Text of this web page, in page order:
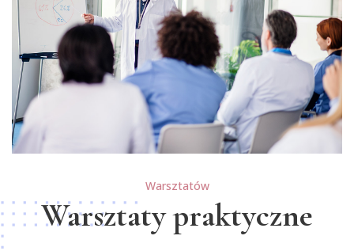
Warsztatów
Warsztaty praktyczne